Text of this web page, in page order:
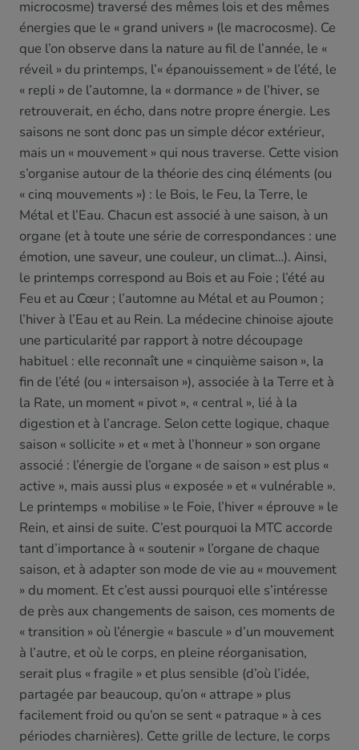
microcosme) traversé des mêmes lois et des mêmes
énergies que le « grand univers » (le macrocosme). Ce
que l’on observe dans la nature au fil de l’année, le «
réveil » du printemps, l’« épanouissement » de l’été, le
« repli » de l’automne, la « dormance » de l’hiver, se
retrouverait, en écho, dans notre propre énergie. Les
saisons ne sont donc pas un simple décor extérieur,
mais un « mouvement » qui nous traverse. Cette vision
s’organise autour de la théorie des cinq éléments (ou
« cinq mouvements ») : le Bois, le Feu, la Terre, le
Métal et l’Eau. Chacun est associé à une saison, à un
organe (et à toute une série de correspondances : une
émotion, une saveur, une couleur, un climat…). Ainsi,
le printemps correspond au Bois et au Foie ; l’été au
Feu et au Cœur ; l’automne au Métal et au Poumon ;
l’hiver à l’Eau et au Rein. La médecine chinoise ajoute
une particularité par rapport à notre découpage
habituel : elle reconnaît une « cinquième saison », la
fin de l’été (ou « intersaison »), associée à la Terre et à
la Rate, un moment « pivot », « central », lié à la
digestion et à l’ancrage. Selon cette logique, chaque
saison « sollicite » et « met à l’honneur » son organe
associé : l’énergie de l’organe « de saison » est plus «
active », mais aussi plus « exposée » et « vulnérable ».
Le printemps « mobilise » le Foie, l’hiver « éprouve » le
Rein, et ainsi de suite. C’est pourquoi la MTC accorde
tant d’importance à « soutenir » l’organe de chaque
saison, et à adapter son mode de vie au « mouvement
» du moment. Et c’est aussi pourquoi elle s’intéresse
de près aux changements de saison, ces moments de
« transition » où l’énergie « bascule » d’un mouvement
à l’autre, et où le corps, en pleine réorganisation,
serait plus « fragile » et plus sensible (d’où l’idée,
partagée par beaucoup, qu’on « attrape » plus
facilement froid ou qu’on se sent « patraque » à ces
périodes charnières). Cette grille de lecture, le corps